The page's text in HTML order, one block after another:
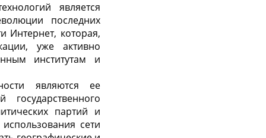
является
последних
Интернет, которая,
уже активно
институтам и
являются ее
партий и
сети